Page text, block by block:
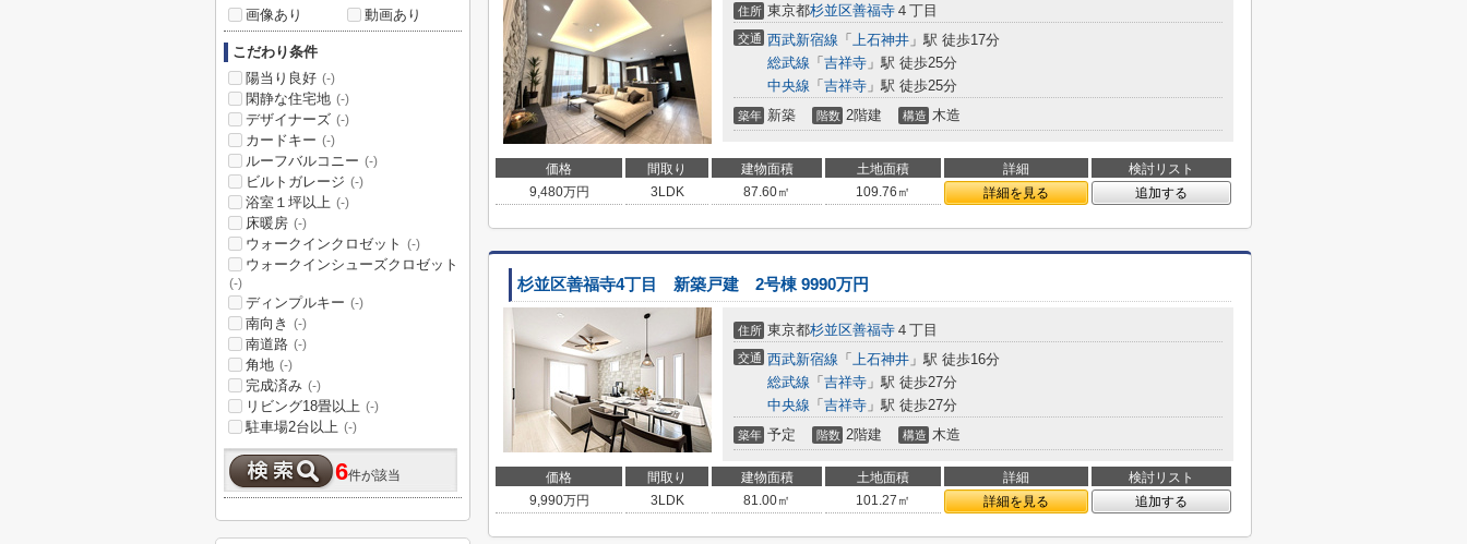
住所 東京都杉並区善福寺 ４丁目
交通 西武新宿線 「 上石神井 」駅 徒歩17分
総武線 「 吉祥寺 」駅 徒歩25分
中央線 「 吉祥寺 」駅 徒歩25分
築年 新築 階数 2階建 構造 木造
価格 間取り 建物面積 土地面積 詳細
検討リスト
9,480万円 3LDK 87.60㎡ 109.76㎡ 詳細を見る 追加する
杉並区善福寺4丁目 新築戸建 2号棟 9990万円
住所 東京都杉並区善福寺 ４丁目
交通 西武新宿線 「 上石神井 」駅 徒歩16分
総武線 「 吉祥寺 」駅 徒歩27分
中央線 「 吉祥寺 」駅 徒歩27分
築年 予定 階数 2階建 構造 木造
価格 間取り 建物面積 土地面積 詳細
検討リスト
9,990万円 3LDK 81.00㎡ 101.27㎡ 詳細を見る 追加する
画像あり
動画あり
こだわり条件
陽当り良好 (-)
閑静な住宅地 (-)
デザイナーズ (-)
カードキー (-)
ルーフバルコニー (-)
ビルトガレージ (-)
浴室１坪以上 (-)
床暖房 (-)
ウォークインクロゼット (-)
ウォークインシューズクロゼット
(-)
ディンプルキー (-)
南向き (-)
南道路 (-)
角地 (-)
完成済み (-)
リビング18畳以上 (-)
駐車場2台以上 (-)
6件が該当